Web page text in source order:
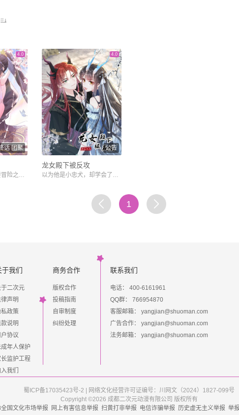
话 团聚
4.0
你追我跑的甜蜜追妻冒险之旅！
公告
4.0
龙女殿下被反攻
以为他是小忠犬，却学会了欺身而上
1
于我们
二次元
律声明
私政策
说明
户协议
年人保护
长监护工程
我们
商务合作
版权合作
投稿指南
自审制度
纠纷处理
联系我们
电话： 400-6161961
QQ群： 766954870
客服邮箱： yangjian@shuoman.com
广告合作： yangjian@shuoman.com
法务邮箱： yangjian@shuoman.com
蜀ICP备17035423号-2
网络文化经营许可证编号：川网文（2024）1827-099号
Copyright ©2026 成都二次元动漫有限公司 版权所有
国文化市场举报 网上有害信息举报 扫黄打非举报 电信诈骗举报 历史虚无主义举报 举